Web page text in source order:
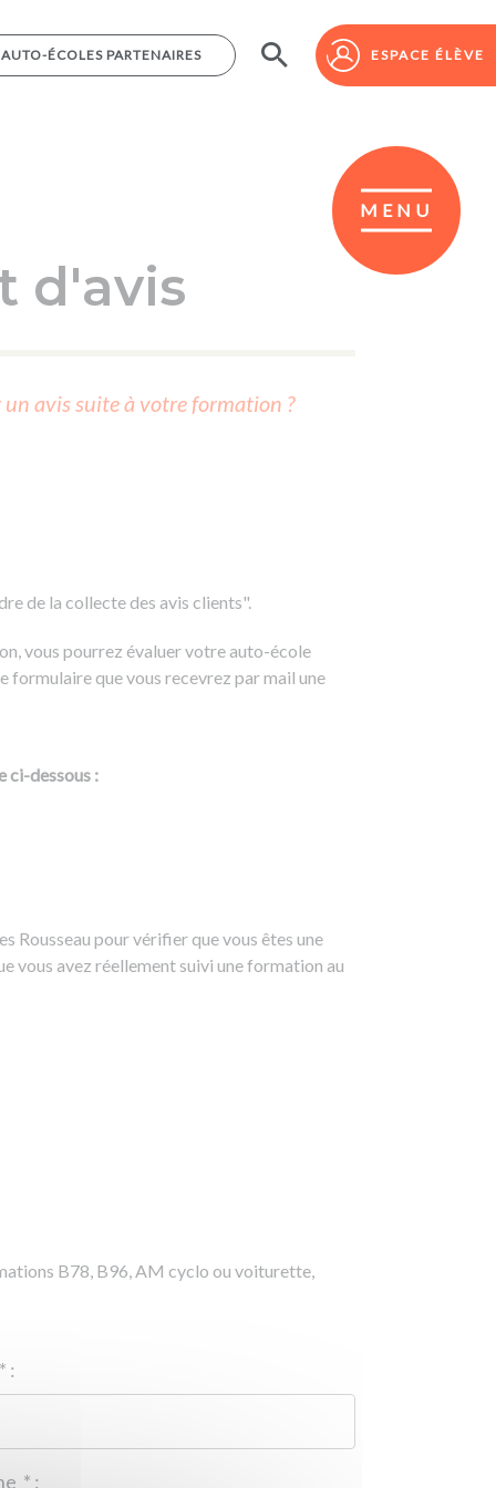
AUTO-ÉCOLES PARTENAIRES ESPACE ÉLÈVE
MENU
AUTO-ÉCOLES PARTENAIRES ESPACE ÉLÈVE
d'avis
avis suite à votre formation ?
de la collecte des avis clients".
vous pourrez évaluer votre auto-école
formulaire que vous recevrez par mail une
ci-dessous :
Rousseau pour vérifier que vous êtes une
vous avez réellement suivi une formation au
B78, B96, AM cyclo ou voiturette,
* :
* :